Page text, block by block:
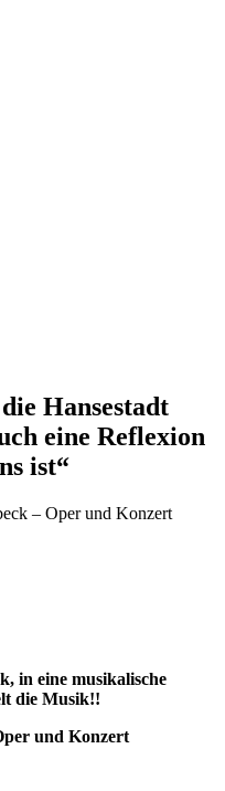
Hansestadt
eine Reflexion
ist“
in eine musikalische
die Musik!!
und Konzert